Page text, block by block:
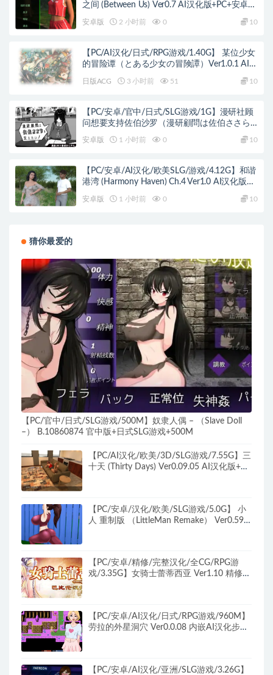
之间 (Between Us) Ver0.7 AI汉化版+PC+安卓
安卓版 2 小时前 0 10
【PC/AI汉化/日式/RPG游戏/1.40G】 某位少女
的冒险谭（とある少女の冒険譚）Ver1.0.1 AI汉
日版ACG 3 小时前 51 10
【PC/安卓/官中/日式/SLG游戏/1G】漫研社顾
问想要支持佐伯沙罗（漫研顧問は佐伯ささら
を支えたい）官中步兵+存档+PC+安卓+日式
SLG游戏+1G
安卓版 1 小时前 0 10
【PC/安卓/AI汉化/欧美SLG/游戏/4.12G】和谐
港湾 (Harmony Haven) Ch.4 Ver1.0 AI汉化版
安卓版 1 小时前 0 10
猜你最爱的
【PC/官中/日式/SLG游戏/500M】奴隶人偶 – （Slave Doll
–） B.10860874 官中版+日式SLG游戏+500M
【PC/AI汉化/欧美/3D/SLG游戏/7.55G】三
十天 (Thirty Days) Ver0.09.05 AI汉化版+欧
【PC/安卓/汉化/欧美/SLG游戏/5.0G】 小
人 重制版 （LittleMan Remake） Ver0.59
【PC/安卓/精修/完整汉化/全CG/RPG游
戏/3.35G】女骑士蕾蒂西亚 Ver1.10 精修完
【PC/安卓/AI汉化/日式/RPG游戏/960M】
劳拉的外星洞穴 Ver0.0.08 内嵌AI汉化步兵
【PC/安卓/AI汉化/亚洲/SLG游戏/3.26G】